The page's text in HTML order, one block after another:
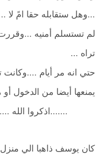
...وهل ستقابله حقا امً لا ..
لم تستسلم أمنيه
تراه ...
حتي انه مر أيام
يمنعها أيضا من الدخول أو
.......اذكروا الله
كان يوسف ذاهبا الي